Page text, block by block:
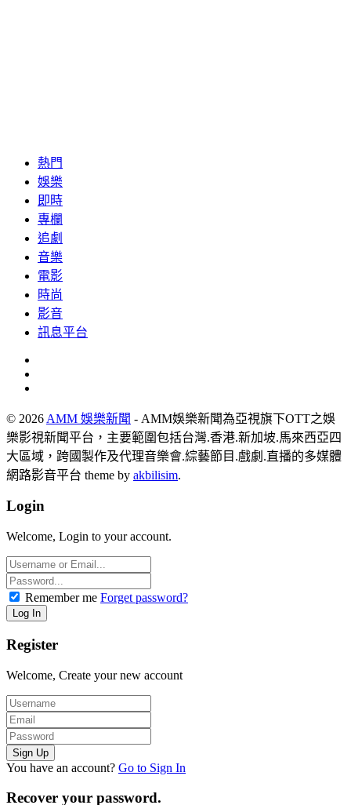
熱門
娛樂
即時
專欄
追劇
音樂
電影
時尚
影音
訊息平台
© 2026 AMM 娛樂新聞 - AMM娛樂新聞為亞視旗下OTT之娛
樂影視新聞平台，主要範圍包括台灣.香港.新加坡.馬來西亞四
大區域，跨國製作及代理音樂會.綜藝節目.戲劇.直播的多媒體
網路影音平台 theme by akbilisim.
Login
Welcome, Login to your account.
Remember me Forget password?
Register
Welcome, Create your new account
You have an account? Go to Sign In
Recover your password.